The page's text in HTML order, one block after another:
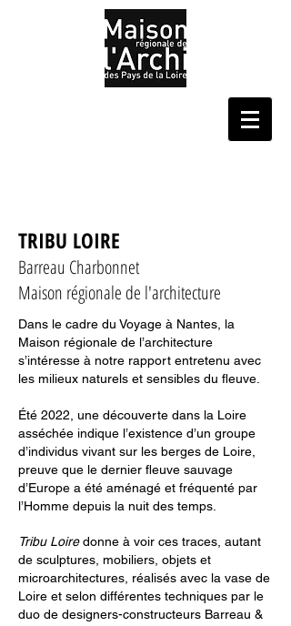
TRIBU LOIRE
Barreau Charbonnet
Maison régionale de l'architecture
Dans le cadre du Voyage à Nantes, la
Maison régionale de l’architecture
s’intéresse à notre rapport entretenu avec
les milieux naturels et sensibles du fleuve.
Été 2022, une découverte dans la Loire
asséchée indique l’existence d’un groupe
d’individus vivant sur les berges de Loire,
preuve que le dernier fleuve sauvage
d’Europe a été aménagé et fréquenté par
l’Homme depuis la nuit des temps.
Tribu Loiredonne à voir ces traces, autant
de sculptures, mobiliers, objets et
microarchitectures, réalisés avec la vase de
Loire et selon différentes techniques par le
duo de designers-constructeurs Barreau &